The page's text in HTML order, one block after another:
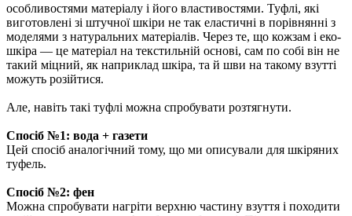
особливостями матеріалу і його властивостями. Туфлі, які
виготовлені зі штучної шкіри не так еластичні в порівнянні з
моделями з натуральних матеріалів. Через те, що кожзам і еко-
шкіра — це матеріал на текстильній основі, сам по собі він не
такий міцний, як наприклад шкіра, та й шви на такому взутті
можуть розійтися.
Але, навіть такі туфлі можна спробувати розтягнути.
Спосіб №1: вода + газети
Цей спосіб аналогічний тому, що ми описували для шкіряних
туфель.
Спосіб №2: фен
Можна спробувати нагріти верхню частину взуття і походити